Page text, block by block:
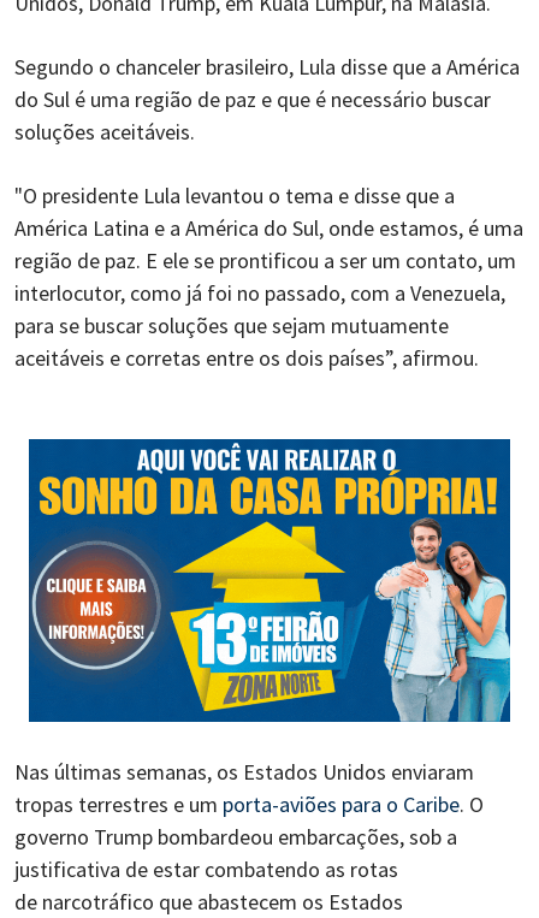
Segundo o chanceler brasileiro, Lula disse que a América
do Sul é uma região de paz e que é necessário buscar
soluções aceitáveis.
"O presidente Lula levantou o tema e disse que a
América Latina e a América do Sul, onde estamos, é uma
região de paz. E ele se prontificou a ser um contato, um
interlocutor, como já foi no passado, com a Venezuela,
para se buscar soluções que sejam mutuamente
aceitáveis e corretas entre os dois países”, afirmou.
Nas últimas semanas, os Estados Unidos enviaram
tropas terrestres e um porta-aviões para o Caribe. O
governo Trump bombardeou embarcações, sob a
justificativa de estar combatendo as rotas
de narcotráfico que abastecem os Estados